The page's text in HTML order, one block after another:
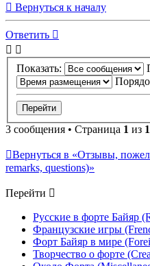
Вернуться к началу
Ответить
Показать:
3 сообщения • Страница 1 из 1
Вернуться в «Отзывы,
remarks, questions)»
Перейти
Русские в форте Байяр
Французские игры
Форт Байяр в мире
Творчество о форте